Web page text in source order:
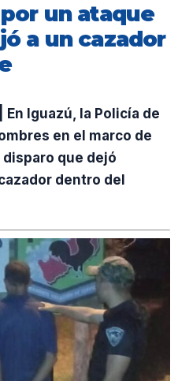
un ataque
a un cazador
En Iguazú, la Policía de
en el marco de
que dejó
dentro del